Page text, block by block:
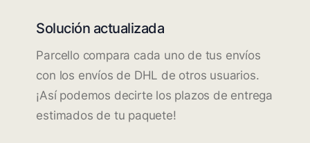
Solución actualizada
Parcello compara cada uno de tus envíos
con los envíos de DHL de otros usuarios.
¡Así podemos decirte los plazos de entrega
estimados de tu paquete!